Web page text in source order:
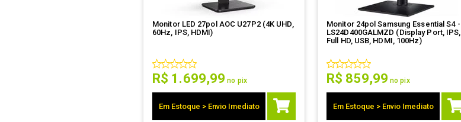
Monitor LED 27pol AOC U27P2 (4K UHD,
60Hz, IPS, HDMI)
R$ 1 .699,99 no pix
Em Estoque > Envio Imediato
Monitor 24pol Samsung Essential S4 -
LS24D400GALMZD (Display Port, IPS,
Full HD, USB, HDMI, 100Hz)
R$ 859,99 no pix
Em Estoque > Envio Imediato